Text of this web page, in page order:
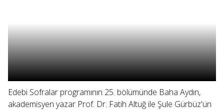
Edebi Sofralar programının 25. bölümünde Baha Aydın,
akademisyen yazar Prof. Dr. Fatih Altuğ ile Şule Gürbüz'ün